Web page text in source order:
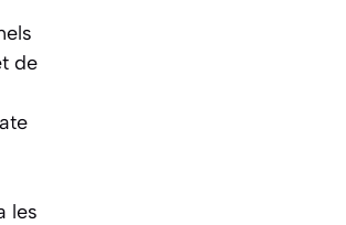
de
les